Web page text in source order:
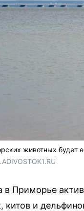
животных будет
в Приморье
китов и